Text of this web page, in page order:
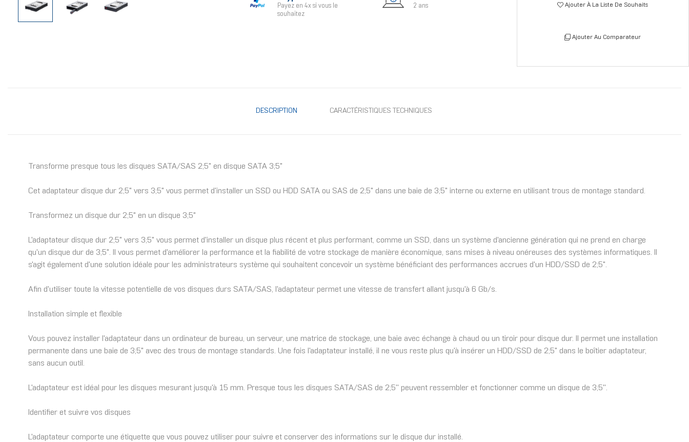
Payez en 4x si vous le
souhaitez
2 ans Ajouter À La Liste De Souhaits
Ajouter Au Comparateur
DESCRIPTION CARACTÉRISTIQUES TECHNIQUES
Transforme presque tous les disques SATA/SAS 2;5" en disque SATA 3;5"
Cet adaptateur disque dur 2;5" vers 3;5" vous permet d'installer un SSD ou HDD SATA ou SAS de 2;5" dans une baie de 3;5" interne ou externe en utilisant trous de montage standard.
Transformez un disque dur 2;5" en un disque 3;5"
L'adaptateur disque dur 2;5" vers 3;5" vous permet d'installer un disque plus récent et plus performant, comme un SSD, dans un système d'ancienne génération qui ne prend en charge
qu'un disque dur de 3;5". Il vous permet d'améliorer la performance et la fiabilité de votre stockage de manière économique, sans mises à niveau onéreuses des systèmes informatiques. Il
s'agit également d'une solution idéale pour les administrateurs système qui souhaitent concevoir un système bénéficiant des performances accrues d'un HDD/SSD de 2;5".
Afin d'utiliser toute la vitesse potentielle de vos disques durs SATA/SAS, l'adaptateur permet une vitesse de transfert allant jusqu'à 6 Gb/s.
Installation simple et flexible
Vous pouvez installer l'adaptateur dans un ordinateur de bureau, un serveur, une matrice de stockage, une baie avec échange à chaud ou un tiroir pour disque dur. Il permet une installation
permanente dans une baie de 3;5" avec des trous de montage standards. Une fois l'adaptateur installé, il ne vous reste plus qu'à insérer un HDD/SSD de 2;5" dans le boîtier adaptateur,
sans aucun outil.
L'adaptateur est idéal pour les disques mesurant jusqu'à 15 mm. Presque tous les disques SATA/SAS de 2;5'' peuvent ressembler et fonctionner comme un disque de 3;5''.
Identifier et suivre vos disques
L'adaptateur comporte une étiquette que vous pouvez utiliser pour suivre et conserver des informations sur le disque dur installé.